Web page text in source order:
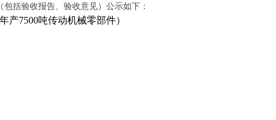
（包括验收报告、验收意见）公示如下：
产7500吨传动机械零部件）